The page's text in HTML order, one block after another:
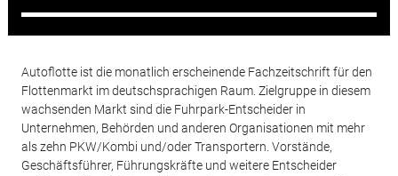
Autoflotte ist die monatlich erscheinende Fachzeitschrift für den
Flottenmarkt im deutschsprachigen Raum. Zielgruppe in diesem
wachsenden Markt sind die Fuhrpark-Entscheider in
Unternehmen, Behörden und anderen Organisationen mit mehr
als zehn PKW/Kombi und/oder Transportern. Vorstände,
Geschäftsführer, Führungskräfte und weitere Entscheider